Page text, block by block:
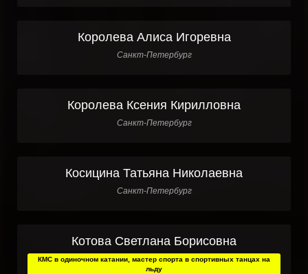
Королева Алиса Игоревна
Санкт-Петербург
Королева Ксения Кирилловна
Санкт-Петербург
Косицина Татьяна Николаевна
Санкт-Петербург
Котова Светлана Борисовна
КМС в одиночном катании, мастер спорта в спортивных танцах на
льду